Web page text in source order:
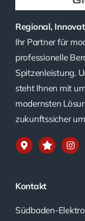
Regional,
Ihr Partner für
professionelle
Spitzenleistung.
steht Ihnen mit
modernsten
zukunftssicher
Kontakt
Südbaden-